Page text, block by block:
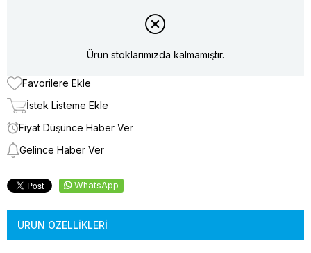
Ürün stoklarımızda kalmamıştır.
Favorilere Ekle
İstek Listeme Ekle
Fiyat Düşünce Haber Ver
Gelince Haber Ver
WhatsApp
ÜRÜN ÖZELLIKLERI